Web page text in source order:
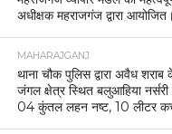
अधीक्षक महराजगंज द्वारा आयोजित।
MAHARAJGANJ
थाना चौक पुलिस द्वारा अवैध
जंगल क्षेत्र स्थित बलुआहिया
04 कुंतल लहन नष्ट, 10 लीटर